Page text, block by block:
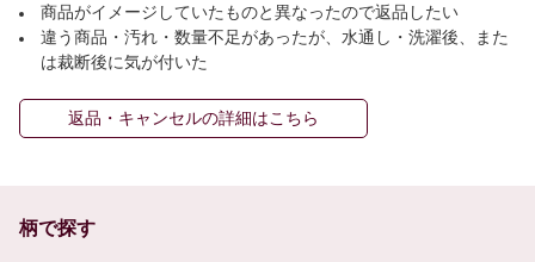
商品がイメージしていたものと異なったので返品したい
違う商品・汚れ・数量不足があったが、水通し・洗濯後、また
は裁断後に気が付いた
返品・キャンセルの詳細はこちら
柄で探す